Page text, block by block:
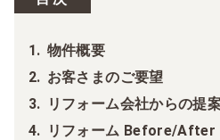
物件概要
お客さまのご要望
リフォーム会社からの提
リフォーム Before/After